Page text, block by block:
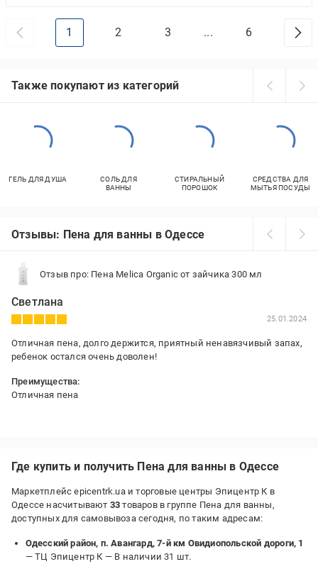
1 2 3 ... 6
Также покупают из категорий
ГЕЛЬ ДЛЯ ДУША
СОЛЬ ДЛЯ
ВАННЫ
СТИРАЛЬНЫЙ
ПОРОШОК
СРЕДСТВА ДЛЯ
МЫТЬЯ ПОСУДЫ
Отзывы: Пена для ванны в Одессе
Отзыв про: Пена Melica Organic от зайчика 300 мл
Светлана
25.01.2024
Отличная пена, долго держится, приятный ненавязчивый запах,
ребенок остался очень доволен!
Преимущества:
Отличная пена
Где купить и получить Пена для ванны в Одессе
Маркетплейс epicentrk.ua и торговые центры Эпицентр К в
Одессе насчитывают 33 товаров в группе Пена для ванны,
доступных для самовывоза сегодня, по таким адресам:
Одесский район, п. Авангард, 7-й км Овидиопольской дороги, 1
— ТЦ Эпицентр К — В наличии 31 шт.